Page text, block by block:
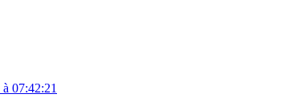
07:42:21